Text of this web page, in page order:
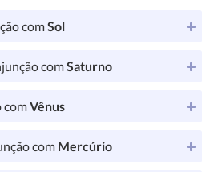
comSol
comSaturno
comVênus
com Mercúrio